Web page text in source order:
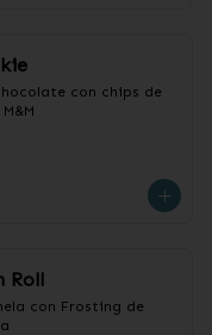
con chips de
Roll
con Frosting de